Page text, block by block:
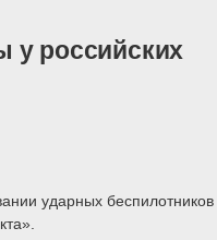
у российских
ударных беспилотников